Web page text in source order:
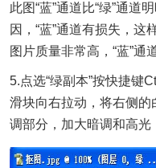
此图“蓝”通道比“绿”通道
因，“蓝”通道有损失，这
图片质量非常高，“蓝”通
5.点选“绿副本”按快捷键
滑块向右拉动，将右侧的
调部分，加大暗调和高